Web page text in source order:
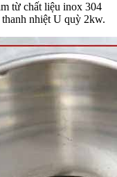
từ chất liệu inox 304
nhiệt U quỳ 2kw.